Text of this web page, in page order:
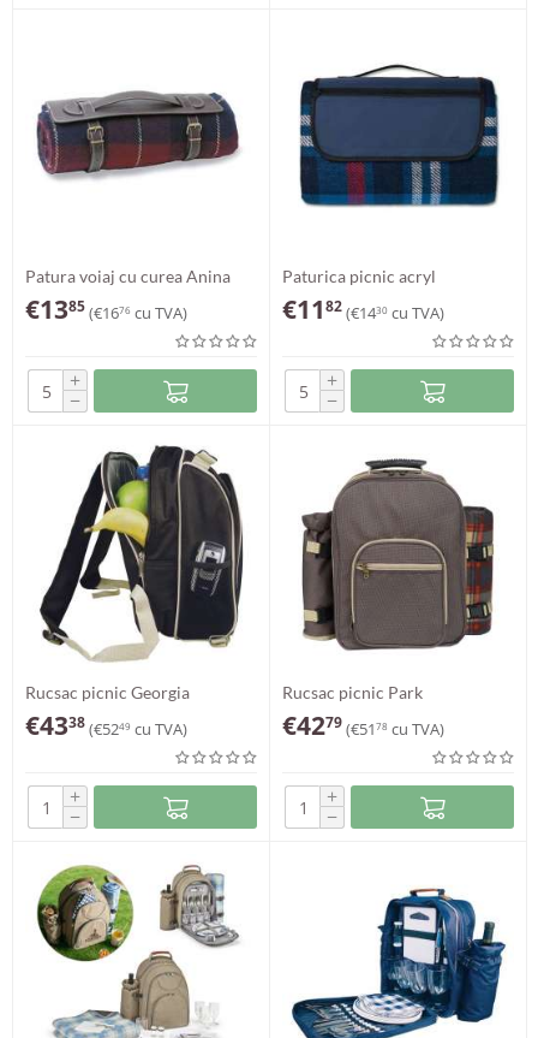
Patura voiaj cu curea Anina
€1385(€1676 cu TVA)
+
−
Paturica picnic acryl
€1182(€1430 cu TVA)
+
−
Rucsac picnic Georgia
€4338(€5249 cu TVA)
+
−
Rucsac picnic Park
€4279(€51 78 cu TVA)
+
−